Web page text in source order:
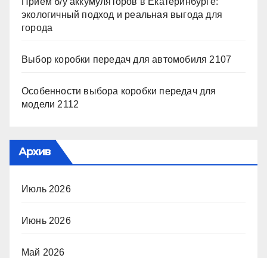
экологичный подход и реальная выгода для
города
Выбор коробки передач для автомобиля 2107
Особенности выбора коробки передач для
модели 2112
Архив
Июль 2026
Июнь 2026
Май 2026